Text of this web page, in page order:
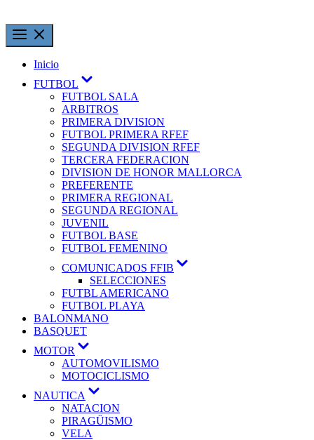
Inicio
FUTBOL
FUTBOL SALA
ARBITROS
PRIMERA DIVISION
FUTBOL PRIMERA RFEF
SEGUNDA DIVISION RFEF
TERCERA FEDERACION
DIVISION DE HONOR MALLORCA
PREFERENTE
PRIMERA REGIONAL
SEGUNDA REGIONAL
JUVENIL
FUTBOL BASE
FUTBOL FEMENINO
COMUNICADOS FFIB
SELECCIONES
FUTBL AMERICANO
FUTBOL PLAYA
BALONMANO
BASQUET
MOTOR
AUTOMOVILISMO
MOTOCICLISMO
NAUTICA
NATACION
PIRAGÜISMO
VELA